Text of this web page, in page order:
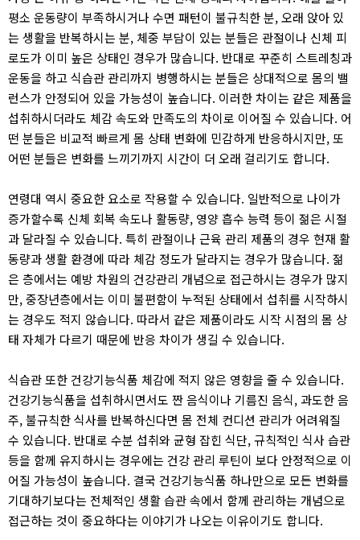
평소 운동량이 부족하시거나 수면 패턴이 불규칙한 분, 오래 앉아 있
는 생활을 반복하시는 분, 체중 부담이 있는 분들은 관절이나 신체 피
로도가 이미 높은 상태인 경우가 많습니다. 반대로 꾸준히 스트레칭과
운동을 하고 식습관 관리까지 병행하시는 분들은 상대적으로 몸의 밸
런스가 안정되어 있을 가능성이 높습니다. 이러한 차이는 같은 제품을
섭취하시더라도 체감 속도와 만족도의 차이로 이어질 수 있습니다. 어
떤 분들은 비교적 빠르게 몸 상태 변화에 민감하게 반응하시지만, 또
어떤 분들은 변화를 느끼기까지 시간이 더 오래 걸리기도 합니다.
연령대 역시 중요한 요소로 작용할 수 있습니다. 일반적으로 나이가
증가할수록 신체 회복 속도나 활동량, 영양 흡수 능력 등이 젊은 시절
과 달라질 수 있습니다. 특히 관절이나 근육 관리 제품의 경우 현재 활
동량과 생활 환경에 따라 체감 정도가 달라지는 경우가 많습니다. 젊
은 층에서는 예방 차원의 건강관리 개념으로 접근하시는 경우가 많지
만, 중장년층에서는 이미 불편함이 누적된 상태에서 섭취를 시작하시
는 경우도 적지 않습니다. 따라서 같은 제품이라도 시작 시점의 몸 상
태 자체가 다르기 때문에 반응 차이가 생길 수 있습니다.
식습관 또한 건강기능식품 체감에 적지 않은 영향을 줄 수 있습니다.
건강기능식품을 섭취하시면서도 짠 음식이나 기름진 음식, 과도한 음
주, 불규칙한 식사를 반복하신다면 몸 전체 컨디션 관리가 어려워질
수 있습니다. 반대로 수분 섭취와 균형 잡힌 식단, 규칙적인 식사 습관
등을 함께 유지하시는 경우에는 건강 관리 루틴이 보다 안정적으로 이
어질 가능성이 높습니다. 결국 건강기능식품 하나만으로 모든 변화를
기대하기보다는 전체적인 생활 습관 속에서 함께 관리하는 개념으로
접근하는 것이 중요하다는 이야기가 나오는 이유이기도 합니다.